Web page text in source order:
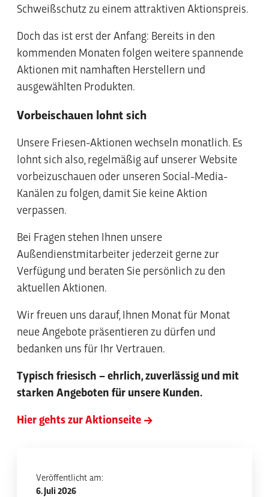
Schweißschutz zu einem attraktiven Aktionspreis.
Doch das ist erst der Anfang: Bereits in den
kommenden Monaten folgen weitere spannende
Aktionen mit namhaften Herstellern und
ausgewählten Produkten.
Vorbeischauen lohnt sich
Unsere Friesen-Aktionen wechseln monatlich. Es
lohnt sich also, regelmäßig auf unserer Website
vorbeizuschauen oder unseren Social-Media-
Kanälen zu folgen, damit Sie keine Aktion
verpassen.
Bei Fragen stehen Ihnen unsere
Außendienstmitarbeiter jederzeit gerne zur
Verfügung und beraten Sie persönlich zu den
aktuellen Aktionen.
Wir freuen uns darauf, Ihnen Monat für Monat
neue Angebote präsentieren zu dürfen und
bedanken uns für Ihr Vertrauen.
Typisch friesisch – ehrlich, zuverlässig und mit
starken Angeboten für unsere Kunden.
Hier gehts zur Aktionseite ->
Veröffentlicht am:
6. Juli 2026